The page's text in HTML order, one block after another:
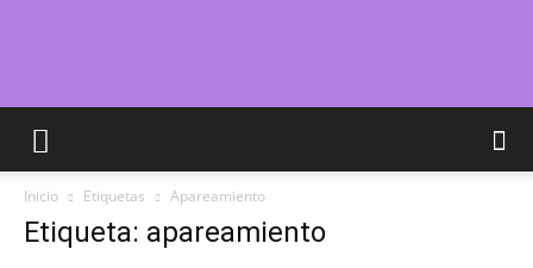
Cuidar
Inicio Etiquetas Apareamiento
Etiqueta: apareamiento